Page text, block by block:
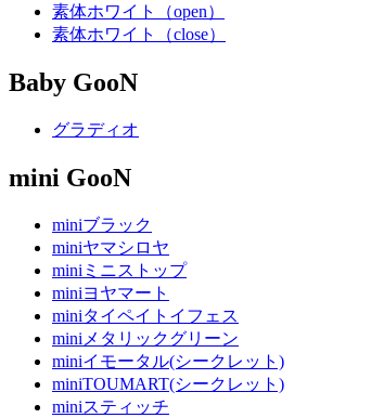
素体ホワイト（open）
素体ホワイト（close）
Baby GooN
グラディオ
mini GooN
miniブラック
miniヤマシロヤ
miniミニストップ
miniヨヤマート
miniタイペイトイフェス
miniメタリックグリーン
miniイモータル(シークレット)
miniTOUMART(シークレット)
miniスティッチ